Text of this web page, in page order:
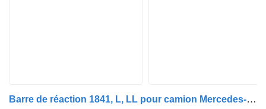
Barre de réaction 1841, L, LL pour camion Mercedes-Benz ACTROS MP2 / MP3